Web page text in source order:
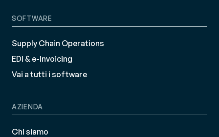
SOFTWARE
Supply Chain Operations
EDI & e-Invoicing
Vai a tutti i software
AZIENDA
Chi siamo